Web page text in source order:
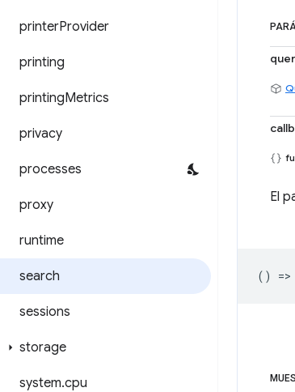
printerProvider
printing
printingMetrics
privacy
processes
proxy
runtime
search
sessions
storage
system.cpu
El
() =>